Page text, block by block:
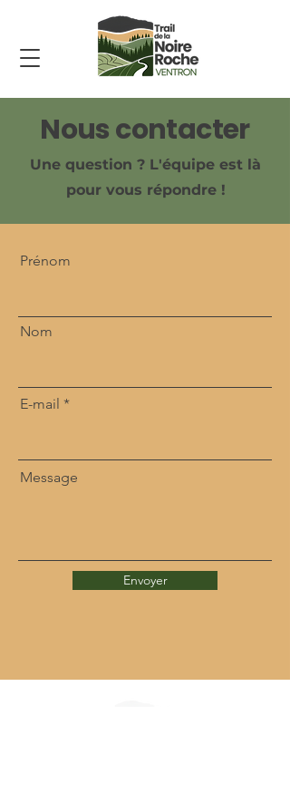
Nous contacter
Une question ? L'équipe est là
pour vous répondre !
Prénom
Nom
E-mail
Message
Envoyer